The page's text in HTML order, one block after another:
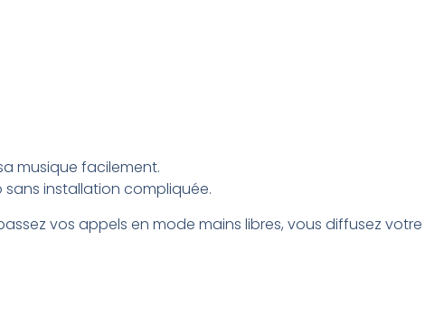
musique facilement.
installation compliquée.
vos appels en mode mains libres, vous diffusez votre